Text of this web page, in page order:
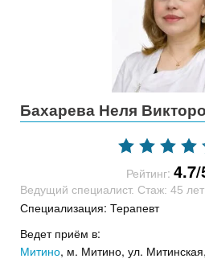
Бахарева Неля
Рейтинг: 4.7/
Ведущий специалист. Стаж: 45 лет
Специализация: Терапевт
Ведет приём в:
Митино, м. Митино, ул.